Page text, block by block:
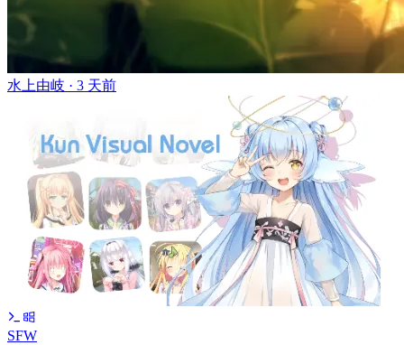
水上由岐 · 3 天前
SFW